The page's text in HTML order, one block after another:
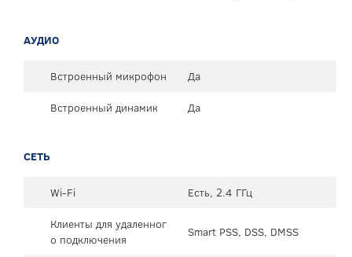
АУДИО
Встроенный микрофон
Да
Встроенный динамик
Да
СЕТЬ
Wi-Fi
Есть, 2.4 ГГц
Клиенты для удаленног
о подключения
Smart PSS, DSS, DMSS